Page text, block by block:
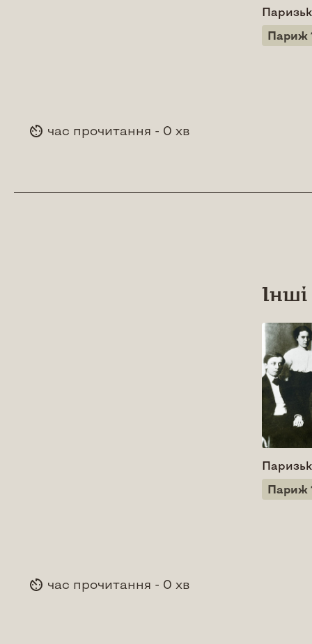
Париж
час прочитання - 0 хв
Інші
Париж
час прочитання - 0 хв